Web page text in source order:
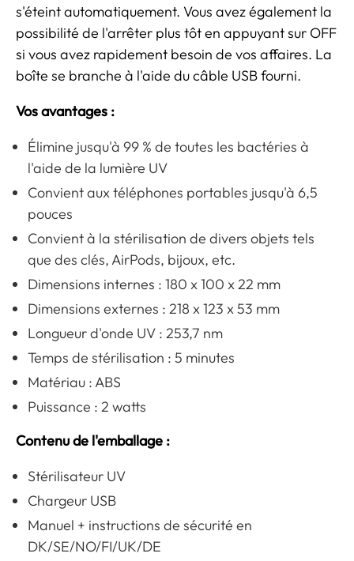
s'éteint automatiquement. Vous avez également la
possibilité de l'arrêter plus tôt en appuyant sur OFF
si vous avez rapidement besoin de vos affaires. La
boîte se branche à l'aide du câble USB fourni.
Vos avantages :
Élimine jusqu'à 99 % de toutes les bactéries à
l'aide de la lumière UV
Convient aux téléphones portables jusqu'à 6,5
pouces
Convient à la stérilisation de divers objets tels
que des clés, AirPods, bijoux, etc.
Dimensions internes : 180 x 100 x 22 mm
Dimensions externes : 218 x 123 x 53 mm
Longueur d'onde UV : 253,7 nm
Temps de stérilisation : 5 minutes
Matériau : ABS
Puissance : 2 watts
Contenu de l'emballage :
Stérilisateur UV
Chargeur USB
Manuel + instructions de sécurité en
DK/SE/NO/FI/UK/DE